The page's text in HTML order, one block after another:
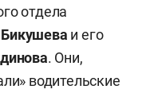
отдела
и его
. Они,
водительские